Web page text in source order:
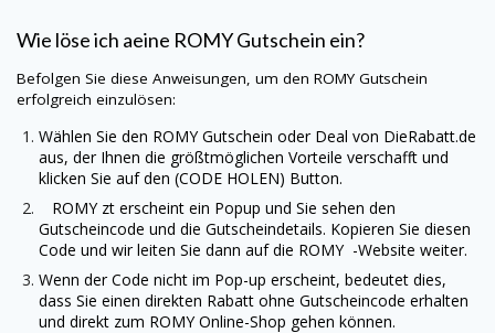
Wie löse ich aeine ROMYGutschein ein?
Befolgen Sie diese Anweisungen, um den ROMY Gutschein
erfolgreich einzulösen:
Wählen Sie den ROMYGutschein oder Deal von DieRabatt.de
aus, der Ihnen die größtmöglichen Vorteile verschafft und
klicken Sie auf den (CODE HOLEN) Button.
ROMY zt erscheint ein Popup und Sie sehen den
Gutscheincode und die Gutscheindetails. Kopieren Sie diesen
Code und wir leiten Sie dann auf die ROMY -Website weiter.
Wenn der Code nicht im Pop-up erscheint, bedeutet dies,
dass Sie einen direkten Rabatt ohne Gutscheincode erhalten
und direkt zum ROMYOnline-Shop gehen können.